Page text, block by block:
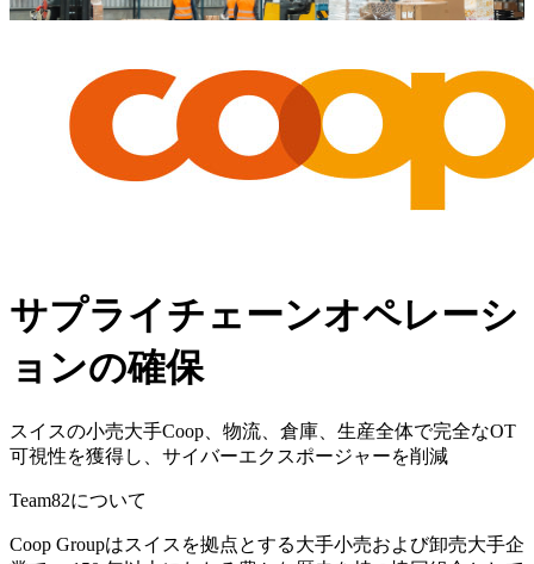
サプライチェーンオペレーシ
ョンの確保
スイスの小売大手Coop、物流、倉庫、生産全体で完全なOT
可視性を獲得し、サイバーエクスポージャーを削減
Team82について
Coop Groupはスイスを拠点とする大手小売および卸売大手企